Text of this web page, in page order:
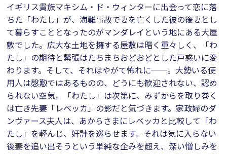
イギリス貴族マキシム・ド・ウィンターに出会って恋に落
ちた「わたし」が、海難事故で妻を亡くした彼の後妻とし
て暮らすこととなったのがマンダレイという地にある大屋
敷でした。広大な土地を擁する屋敷は暗く重々しく、「わ
たし」の期待と緊張はたちまちおどおどとした戸惑いに変
わります。そして、それはやがて怖れに──。大勢いる使
用人は慇懃ではあるものの、どうにも歓迎されない、認め
られない空気。「わたし」は次第に、みずからを取り巻く
は亡き先妻「レベッカ」の影だと気づきます。家政婦のダ
ンヴァース夫人は、あからさまにレベッカと比較して「わ
たし」を軽んじ、奸計を巡らせます。それは気に入らない
後妻を追い出そうという単純な企みを超え、深い憎しみを